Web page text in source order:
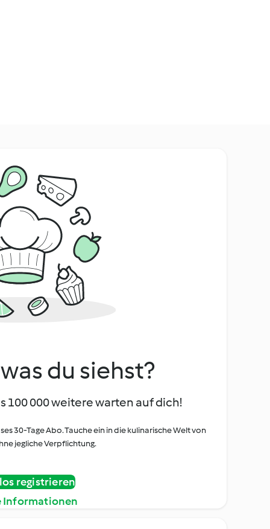
du siehst?
100 000 weitere warten auf dich!
30-Tage Abo. Tauche ein in die kulinarische Welt von
jegliche Verpflichtung.
registrieren
Informationen